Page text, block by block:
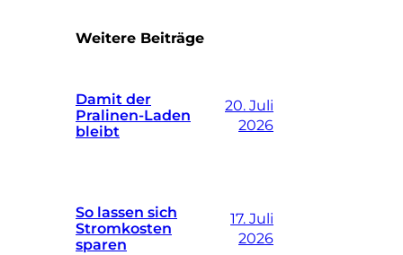
Weitere Beiträge
Damit der
Pralinen-Laden
bleibt
20. Juli
2026
So lassen sich
Stromkosten
sparen
17. Juli
2026